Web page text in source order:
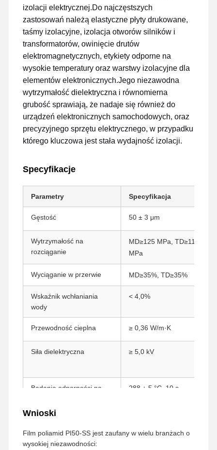
Taśma PET
Taśma maskująca
Folia PET
Taśma PI
Folia PI
izolacji elektrycznej.Do najczęstszych
zastosowań należą elastyczne płyty drukowane,
taśmy izolacyjne, izolacja otworów silników i
transformatorów, owinięcie drutów
elektromagnetycznych, etykiety odporne na
wysokie temperatury oraz warstwy izolacyjne dla
elementów elektronicznych.Jego niezawodna
wytrzymałość dielektryczna i równomierna
grubość sprawiają, że nadaje się również do
urządzeń elektronicznych samochodowych, oraz
precyzyjnego sprzętu elektrycznego, w przypadku
którego kluczowa jest stała wydajność izolacji.
Specyfikacje
Parametry Specyfikacja
Gęstość 50 ± 3 μm
Wytrzymałość na
rozciąganie
MD≥125 MPa, TD≥110
MPa
Wyciąganie w przerwie MD≥35%, TD≥35%
Wskaźnik wchłaniania
wody
< 4,0%
Przewodność cieplna ≥ 0,36 W/m·K
Siła dielektryczna ≥ 5,0 kV
Badanie odporności na
288 ± 5 °C, 10 s,
Wnioski
Film poliamid PI50-SS jest zaufany w wielu branżach o
wysokiej niezawodności: